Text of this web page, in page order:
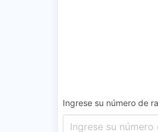
Ingrese su número de